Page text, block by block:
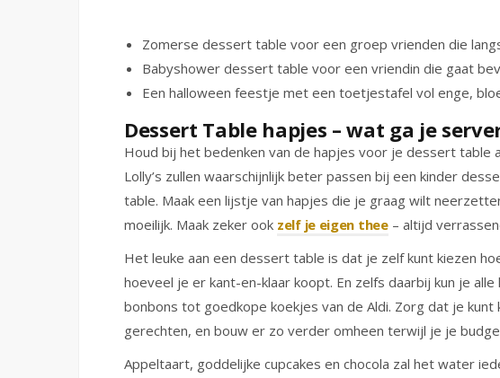
Zomerse dessert table voor een groep vrienden die
Babyshower dessert table voor een vriendin die gaat
Een halloween feestje met een toetjestafel vol enge,
Dessert Table hapjes – wat ga je
Houd bij het bedenken van de hapjes voor je dessert table
Lolly’s zullen waarschijnlijk beter passen bij een kinder
table. Maak een lijstje van hapjes die je graag wilt
moeilijk. Maak zeker ook zelf je eigen thee– altijd
Het leuke aan een dessert table is dat je zelf kunt kiezen
hoeveel je er kant-en-klaar koopt. En zelfs daarbij kun je
bonbons tot goedkope koekjes van de Aldi. Zorg dat je
gerechten, en bouw er zo verder omheen terwijl je je
Appeltaart, goddelijke cupcakes en chocola zal het water